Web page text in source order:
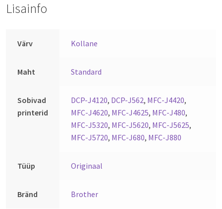
Lisainfo
Värv Kollane
Maht Standard
Sobivad
printerid
DCP-J4120, DCP-J562, MFC-J4420,
MFC-J4620, MFC-J4625, MFC-J480,
MFC-J5320, MFC-J5620, MFC-J5625,
MFC-J5720, MFC-J680, MFC-J880
Tüüp Originaal
Bränd Brother